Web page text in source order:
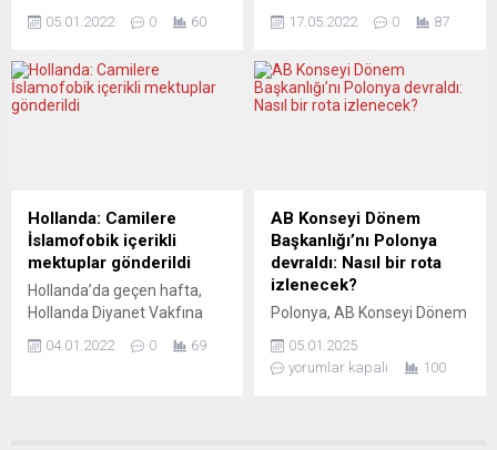
Omicron dalgasıyla başa
karantina kurallarında
değişiklik yapmayı
ve daha hafif hastalığa
neden olduğu için enfekte
kişiler ve yakın temasların
karantina süreleri
kısaltılabilir. Daha kısa
karantina...
05.01.2022 0 60
engelleyeceği ortaya çıkan
Twitter’da zirveye oturdu.
NATO Genel Sekreteri Jens
veto etmekle tehdit eden
Türkiye, Almanya’da
Twitter’da en çok tartışılan
konuları başında yer aldı.
17.05.2022 0 87
Hollanda: Camilere
İslamofobik içerikli
mektuplar gönderildi
Hollanda’da geçen hafta,
Hollanda Diyanet Vakfına
zarf içinde İslam’a ve
04.01.2022 0 69
AB Konseyi Dönem
Başkanlığı’nı Polonya
devraldı: Nasıl bir rota
izlenecek?
Polonya, AB Konseyi Dönem
Avrupa’da önemli bir
dönemeçte yer alıyor.
05.01.2025
yorumlar kapalı
100